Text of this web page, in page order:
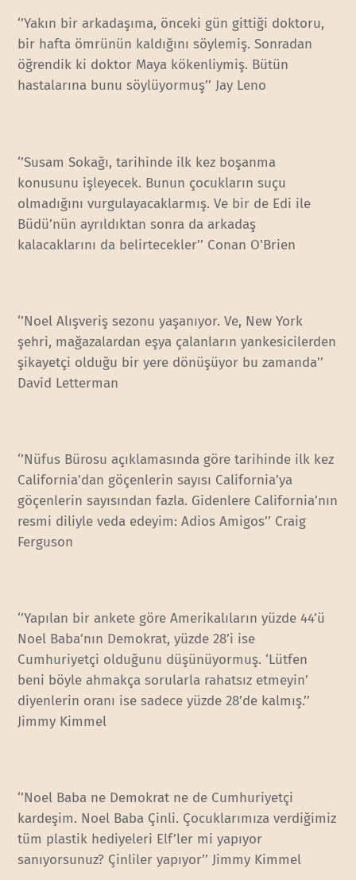
‘’Yakın bir arkadaşıma, önceki gün gittiği doktoru,
bir hafta ömrünün kaldığını söylemiş. Sonradan
öğrendik ki doktor Maya kökenliymiş. Bütün
hastalarına bunu söylüyormuş’’ Jay Leno
‘’Susam Sokağı, tarihinde ilk kez boşanma
konusunu işleyecek. Bunun çocukların suçu
olmadığını vurgulayacaklarmış. Ve bir de Edi ile
Büdü’nün ayrıldıktan sonra da arkadaş
kalacaklarını da belirtecekler’’ Conan O’Brien
‘’Noel Alışveriş sezonu yaşanıyor. Ve, New York
şehri, mağazalardan eşya çalanların yankesicilerden
şikayetçi olduğu bir yere dönüşüyor bu zamanda’’
David Letterman
‘’Nüfus Bürosu açıklamasında göre tarihinde ilk kez
California’dan göçenlerin sayısı California’ya
göçenlerin sayısından fazla. Gidenlere California’nın
resmi diliyle veda edeyim: Adios Amigos’’ Craig
Ferguson
‘’Yapılan bir ankete göre Amerikalıların yüzde 44’ü
Noel Baba’nın Demokrat, yüzde 28’i ise
Cumhuriyetçi olduğunu düşünüyormuş. ‘Lütfen
beni böyle ahmakça sorularla rahatsız etmeyin’
diyenlerin oranı ise sadece yüzde 28’de kalmış.’’
Jimmy Kimmel
‘’Noel Baba ne Demokrat ne de Cumhuriyetçi
kardeşim. Noel Baba Çinli. Çocuklarımıza verdiğimiz
tüm plastik hediyeleri Elf’ler mi yapıyor
sanıyorsunuz? Çinliler yapıyor’’ Jimmy Kimmel